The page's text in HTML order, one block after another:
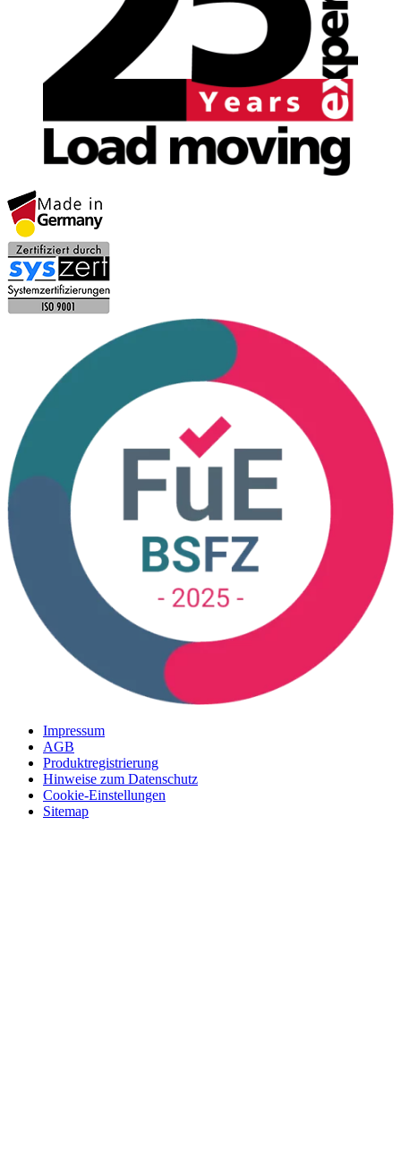
Impressum
AGB
Produktregistrierung
Hinweise zum Datenschutz
Cookie-Einstellungen
Sitemap